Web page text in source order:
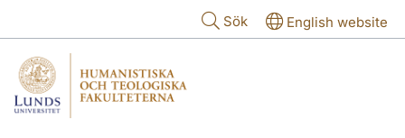
Sök English website